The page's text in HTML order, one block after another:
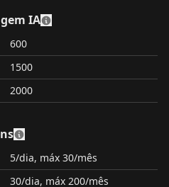
IA
600
1500
2000
5/dia, máx 30/mês
30/dia, máx 200/mês